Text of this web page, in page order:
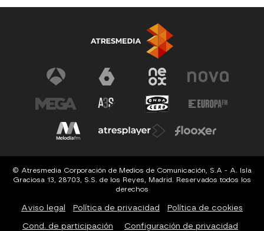
© Atresmedia Corporación de Medios de Comunicación, S.A - A. Isla
Graciosa 13, 28703, S.S. de los Reyes, Madrid. Reservados todos los
derechos
Aviso legal Política de privacidad Política de cookies
Cond. de participación Configuración de privacidad